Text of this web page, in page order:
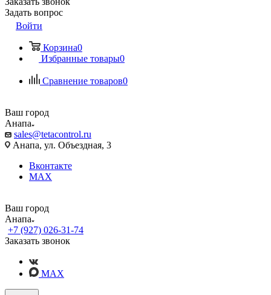
Задать вопрос
Войти
Корзина0
Избранные товары0
Сравнение товаров0
Ваш город
Анапа
sales@tetacontrol.ru
Анапа, ул. Объездная, 3
Вконтакте
MAX
Ваш город
Анапа
+7 (927) 026-31-74
Заказать звонок
MAX